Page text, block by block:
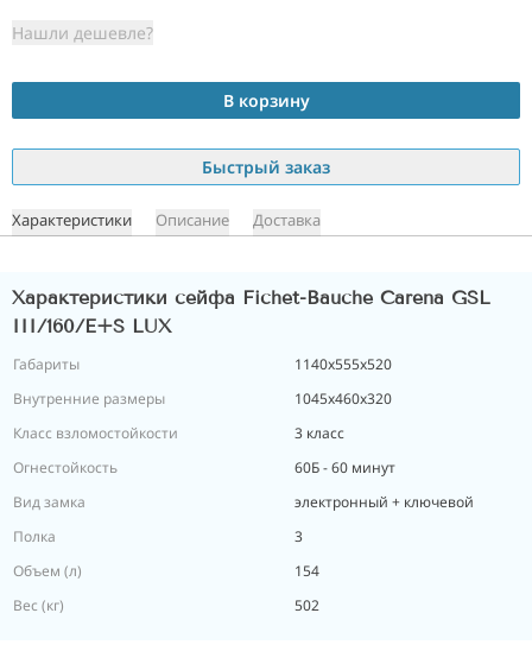
Нашли дешевле?
В корзину
Быстрый заказ
Характеристики Описание Доставка
Характеристики сейфа Fichet-Bauche Carena GSL
III/160/E+S LUX
Габариты
1140x555x520
Внутренние размеры
1045x460x320
Класс взломостойкости
3 класс
Огнестойкость
60Б - 60 минут
Вид замка
электронный + ключевой
Полка
3
Объем (л)
154
Вес (кг)
502